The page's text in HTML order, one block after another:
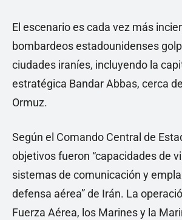
El escenario es cada vez más
bombardeos estadounidenses
ciudades iraníes, incluyendo la
estratégica Bandar Abbas, cerca
Ormuz.
Según el Comando Central de
objetivos fueron “capacidades de
sistemas de comunicación y
defensa aérea” de Irán. La
Fuerza Aérea, los Marines y la